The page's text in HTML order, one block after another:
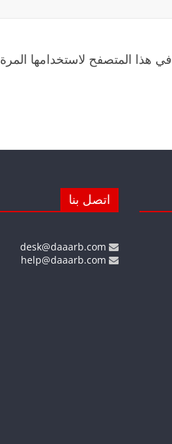
هذا المتصفح لاستخدامها
اتصل بنا